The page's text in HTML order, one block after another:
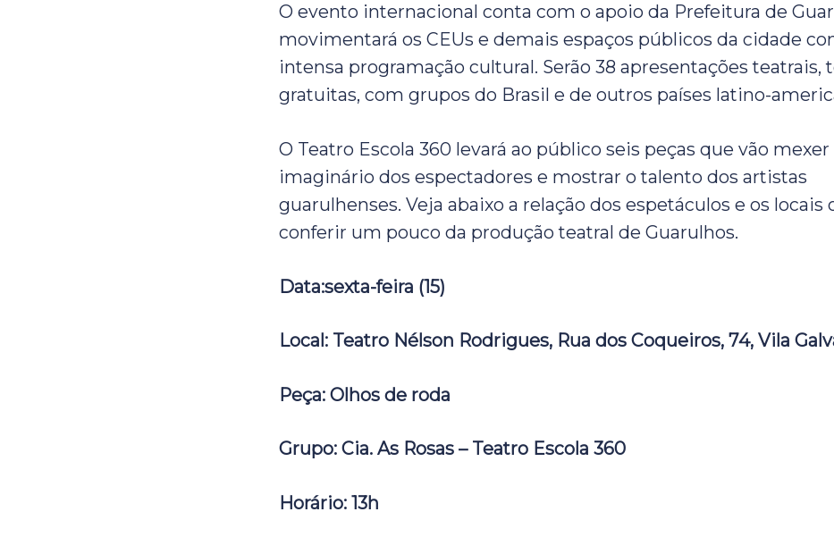
O evento internacional conta com o apoio da Prefeitura de
movimentará os CEUs e demais espaços públicos da cidade
intensa programação cultural. Serão 38 apresentações teatrais,
gratuitas, com grupos do Brasil e de outros países latino-
O Teatro Escola 360 levará ao público seis peças que vão
imaginário dos espectadores e mostrar o talento dos artistas
guarulhenses. Veja abaixo a relação dos espetáculos e os locais
conferir um pouco da produção teatral de Guarulhos.
Data:sexta-feira (15)
Local: Teatro Nélson Rodrigues, Rua dos Coqueiros, 74, Vila
Peça: Olhos de roda
Grupo: Cia. As Rosas – Teatro Escola 360
Horário: 13h